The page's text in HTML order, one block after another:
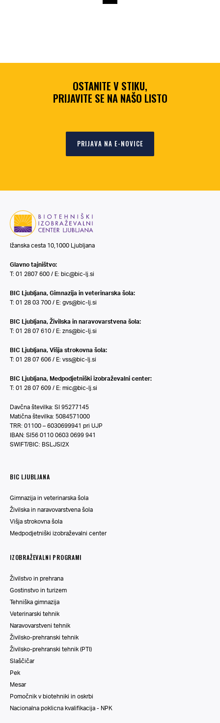
OSTANITE V STIKU,
PRIJAVITE SE NA NAŠO LISTO
PRIJAVA NA E-NOVICE
Ižanska cesta 10,1000 Ljubljana
Glavno tajništvo:
T: 01 2807 600 / E: bic@bic-lj.si
BIC Ljubljana, Gimnazija in veterinarska šola:
T: 01 28 03 700 / E: gvs@bic-lj.si
BIC Ljubljana, Živilska in naravovarstvena šola:
T: 01 28 07 610 / E: zns@bic-lj.si
BIC Ljubljana, Višja strokovna šola:
T: 01 28 07 606 / E: vss@bic-lj.si
BIC Ljubljana, Medpodjetniški izobraževalni center:
T: 01 28 07 609 / E: mic@bic-lj.si
Davčna številka: SI 95277145
Matična številka: 5084571000
TRR: 01100 – 6030699941 pri UJP
IBAN: SI56 0110 0603 0699 941
SWIFT/BIC: BSLJSI2X
BIC LJUBLJANA
Gimnazija in veterinarska šola
Živilska in naravovarstvena šola
Višja strokovna šola
Medpodjetniški izobraževalni center
IZOBRAŽEVALNI PROGRAMI
Živilstvo in prehrana
Gostinstvo in turizem
Tehniška gimnazija
Veterinarski tehnik
Naravovarstveni tehnik
Živilsko-prehranski tehnik
Živilsko-prehranski tehnik (PTI)
Slaščičar
Pek
Mesar
Pomočnik v biotehniki in oskrbi
Nacionalna poklicna kvalifikacija - NPK